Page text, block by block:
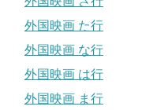
外国映画 た行
外国映画 な行
外国映画 は行
外国映画 ま行